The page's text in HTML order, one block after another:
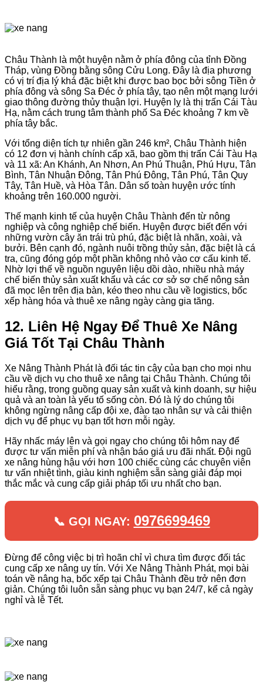
Châu Thành là một huyện nằm ở phía đông của tỉnh Đồng
Tháp, vùng Đồng bằng sông Cửu Long. Đây là địa phương
có vị trí địa lý khá đặc biệt khi được bao bọc bởi sông Tiền ở
phía đông và sông Sa Đéc ở phía tây, tạo nên một mạng lưới
giao thông đường thủy thuận lợi. Huyện lỵ là thị trấn Cái Tàu
Hạ, nằm cách trung tâm thành phố Sa Đéc khoảng 7 km về
phía tây bắc.
Với tổng diện tích tự nhiên gần 246 km², Châu Thành hiện
có 12 đơn vị hành chính cấp xã, bao gồm thị trấn Cái Tàu Hạ
và 11 xã: An Khánh, An Nhơn, An Phú Thuận, Phú Hựu, Tân
Bình, Tân Nhuận Đông, Tân Phú Đông, Tân Phú, Tân Quy
Tây, Tân Huề, và Hòa Tân. Dân số toàn huyện ước tính
khoảng trên 160.000 người.
Thế mạnh kinh tế của huyện Châu Thành đến từ nông
nghiệp và công nghiệp chế biến. Huyện được biết đến với
những vườn cây ăn trái trù phú, đặc biệt là nhãn, xoài, và
bưởi. Bên cạnh đó, ngành nuôi trồng thủy sản, đặc biệt là cá
tra, cũng đóng góp một phần không nhỏ vào cơ cấu kinh tế.
Nhờ lợi thế về nguồn nguyên liệu dồi dào, nhiều nhà máy
chế biến thủy sản xuất khẩu và các cơ sở sơ chế nông sản
đã mọc lên trên địa bàn, kéo theo nhu cầu về logistics, bốc
xếp hàng hóa và thuê xe nâng ngày càng gia tăng.
12. Liên Hệ Ngay Để Thuê Xe Nâng
Giá Tốt Tại Châu Thành
Xe Nâng Thành Phát là đối tác tin cậy của bạn cho mọi nhu
cầu về dịch vụ cho thuê xe nâng tại Châu Thành. Chúng tôi
hiểu rằng, trong guồng quay sản xuất và kinh doanh, sự hiệu
quả và an toàn là yếu tố sống còn. Đó là lý do chúng tôi
không ngừng nâng cấp đội xe, đào tạo nhân sự và cải thiện
dịch vụ để phục vụ bạn tốt hơn mỗi ngày.
Hãy nhấc máy lên và gọi ngay cho chúng tôi hôm nay để
được tư vấn miễn phí và nhận báo giá ưu đãi nhất. Đội ngũ
xe nâng hùng hậu với hơn 100 chiếc cùng các chuyên viên
tư vấn nhiệt tình, giàu kinh nghiệm sẵn sàng giải đáp mọi
thắc mắc và cung cấp giải pháp tối ưu nhất cho bạn.
📞 GỌI NGAY: 0976699469
Đừng để công việc bị trì hoãn chỉ vì chưa tìm được đối tác
cung cấp xe nâng uy tín. Với Xe Nâng Thành Phát, mọi bài
toán về nâng hạ, bốc xếp tại Châu Thành đều trở nên đơn
giản. Chúng tôi luôn sẵn sàng phục vụ bạn 24/7, kể cả ngày
nghỉ và lễ Tết.